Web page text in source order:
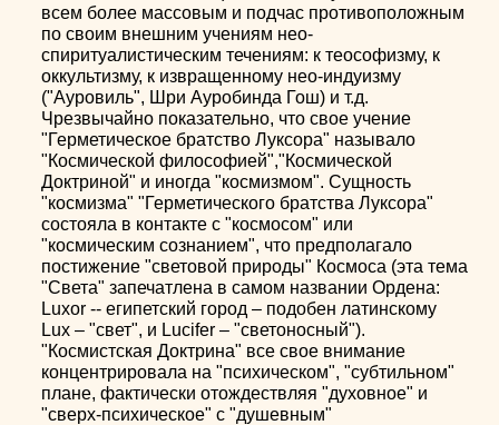
всем более массовым и подчас противоположным
по своим внешним учениям нео-
спиритуалистическим течениям: к теософизму, к
оккультизму, к извращенному нео-индуизму
("Ауровиль", Шри Ауробинда Гош) и т.д.
Чрезвычайно показательно, что свое учение
"Герметическое братство Луксора" называло
"Космической философией","Космической
Доктриной" и иногда "космизмом". Сущность
"космизма" "Герметического братства Луксора"
состояла в контакте с "космосом" или
"космическим сознанием", что предполагало
постижение "световой природы" Космоса (эта тема
"Света" запечатлена в самом названии Ордена:
Luxor -- египетский город – подобен латинскому
Lux – "свет", и Lucifer – "светоносный").
"Космистская Доктрина" все свое внимание
концентрировала на "психическом", "субтильном"
плане, фактически отождествляя "духовное" и
"сверх-психическое" с "душевным"